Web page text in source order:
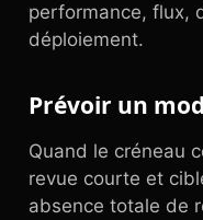
performance, flux,
déploiement.
Prévoir un
Quand le créneau
revue courte et
absence totale de